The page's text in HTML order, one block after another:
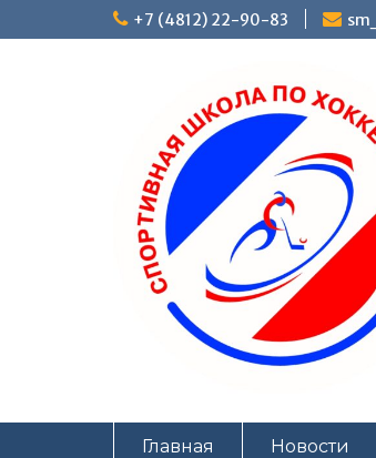
+7 (4812) 22-90-83
Главная Новости